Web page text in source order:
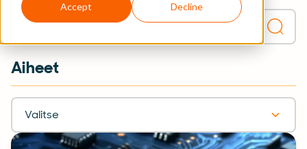
Accept Decline
Aiheet
Valitse